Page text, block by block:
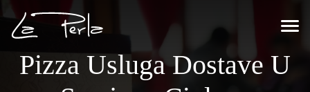
Pizza Usluga Dostave U